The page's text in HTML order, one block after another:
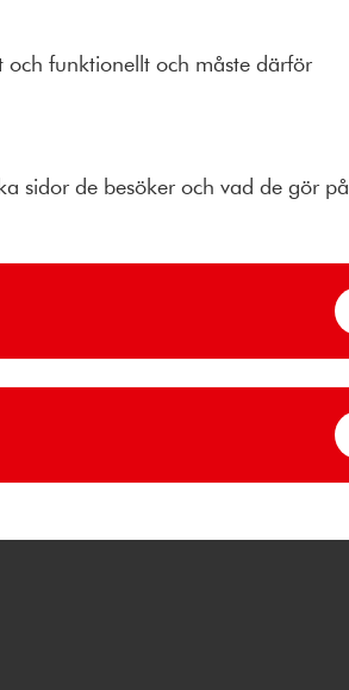
och funktionellt och måste därför
sidor de besöker och vad de gör på